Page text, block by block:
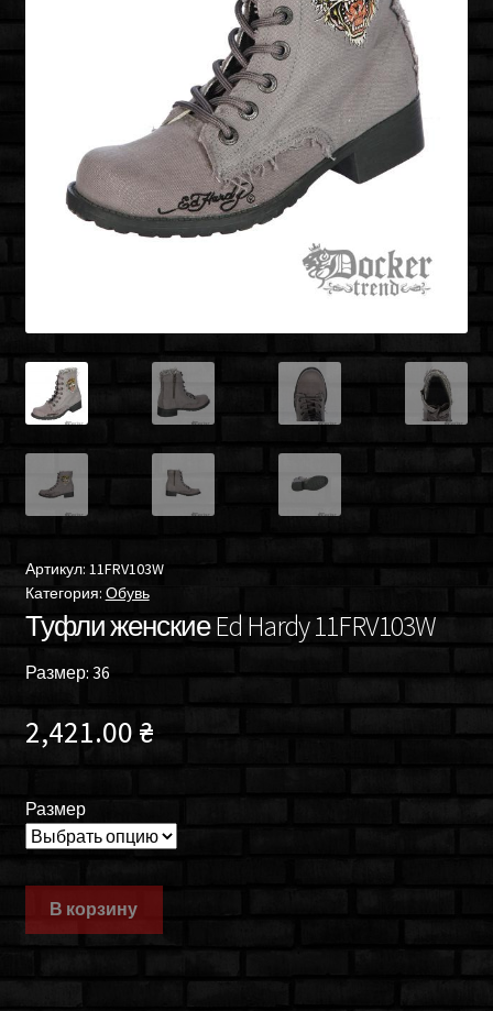
Артикул: 11FRV103W
Категория: Обувь
Туфли женские Ed Hardy 11FRV103W
Размер: 36
2,421.00 ₴
Размер
В корзину